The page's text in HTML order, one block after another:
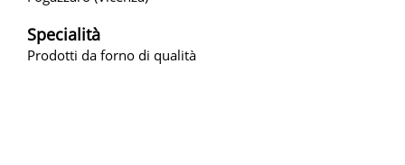
Specialità
Prodotti da forno di qualità